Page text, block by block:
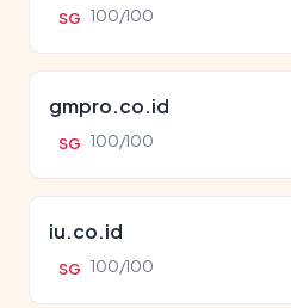
SG 100/100
gmpro.co.id
SG 100/100
iu.co.id
SG 100/100